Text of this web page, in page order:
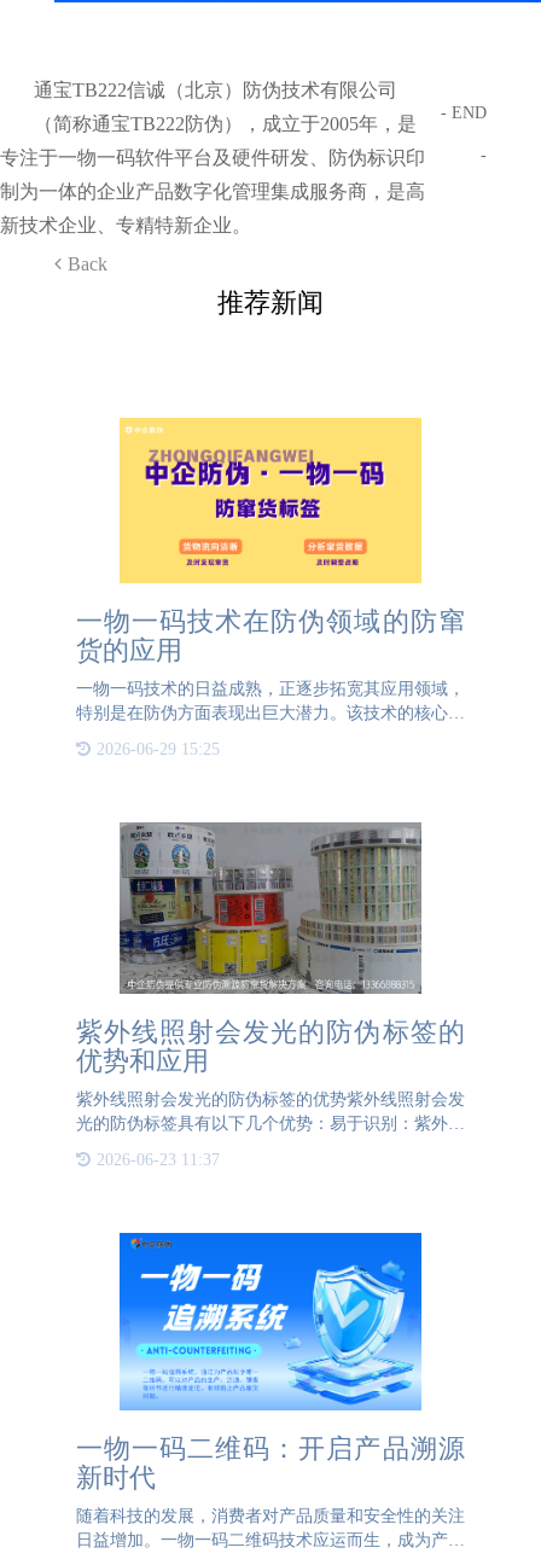
通宝TB222信诚（北京）防伪技术有限公司
（简称通宝TB222防伪），成立于2005年，是
专注于一物一码软件平台及硬件研发、防伪标识印
制为一体的企业产品数字化管理集成服务商，是高
新技术企业、专精特新企业。
Back
- END
-
推荐新闻
一物一码技术在防伪领域的防窜
货的应用
一物一码技术的日益成熟，正逐步拓宽其应用领域，
特别是在防伪方面表现出巨大潜力。该技术的核心在
产品全生命周期的精准追踪和记录。通过一物一码技
2026-06-29 15:25
紫外线照射会发光的防伪标签的
优势和应用
紫外线照射会发光的防伪标签的优势紫外线照射会发
光的防伪标签具有以下几个优势：易于识别：紫外线
照射会发光的防伪标签可以通过紫外线灯或紫外线扫
描仪等设备进行识别，具有较高的识别率和准确性。
2026-06-23 11:37
一物一码二维码：开启产品溯源
新时代
随着科技的发展，消费者对产品质量和安全性的关注
日益增加。一物一码二维码技术应运而生，成为产品